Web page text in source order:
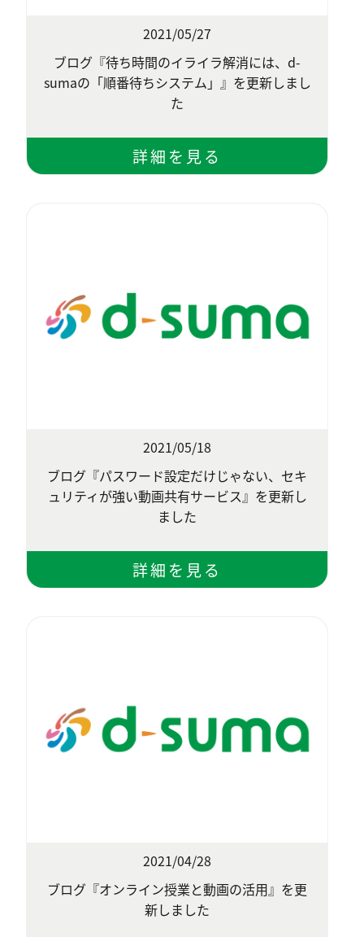
2021/05/27
ブログ『待ち時間のイライラ解消には、d-
sumaの「順番待ちシステム」』を更新しまし
た
2021/05/18
ブログ『パスワード設定だけじゃない、セキ
ュリティが強い動画共有サービス』を更新し
ました
2021/04/28
ブログ『オンライン授業と動画の活用』を更
新しました